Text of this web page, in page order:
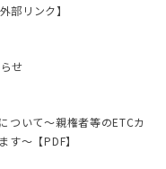
部リンク】
せ
ついて～親権者等のETCカ
～【PDF】